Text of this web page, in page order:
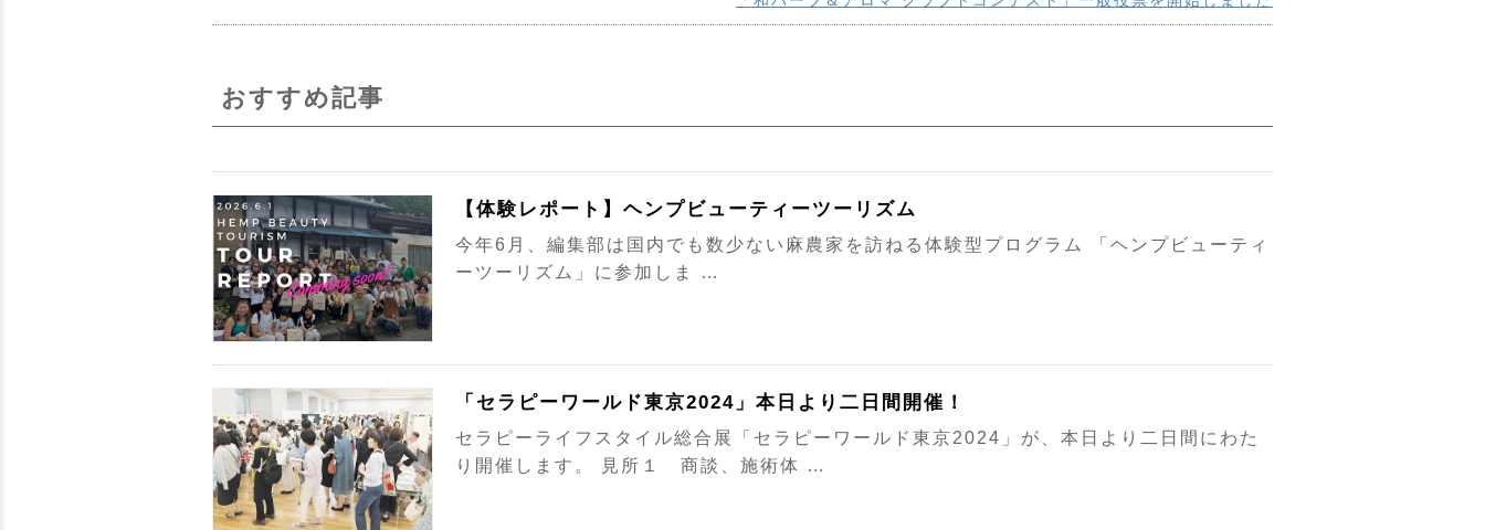
おすすめ記事
【体験レポート】ヘンプビューティーツーリズム
今年6月、編集部は国内でも数少ない麻農家を訪ねる体験型プログラム 「ヘンプビューティ
ーツーリズム」に参加しま …
「セラピーワールド東京2024」本日より二日間開催！
セラピーライフスタイル総合展「セラピーワールド東京2024」が、本日より二日間にわた
り開催します。 見所１ 商談、施術体 …